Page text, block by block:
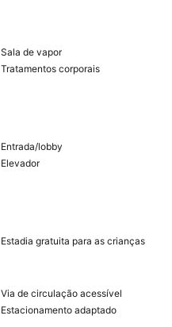
Sala de vapor
Tratamentos corporais
Entrada/lobby
Elevador
Estadia gratuita para as crianças
Via de circulação acessível
Estacionamento adaptado